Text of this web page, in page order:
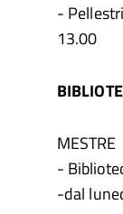
-
13.00
MESTRE
-
-dal